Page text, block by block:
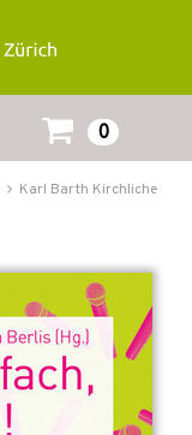
0
Karl Barth Kirchliche